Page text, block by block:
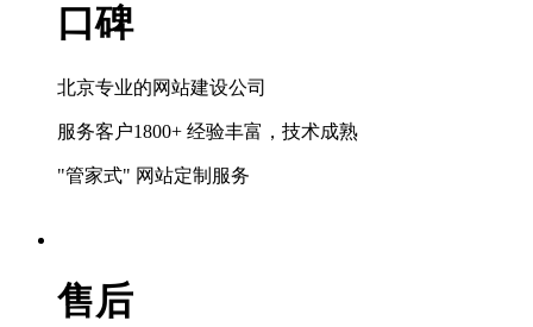
口碑
北京专业的网站建设公司
服务客户1800+ 经验丰富，技术成熟
"管家式" 网站定制服务
售后